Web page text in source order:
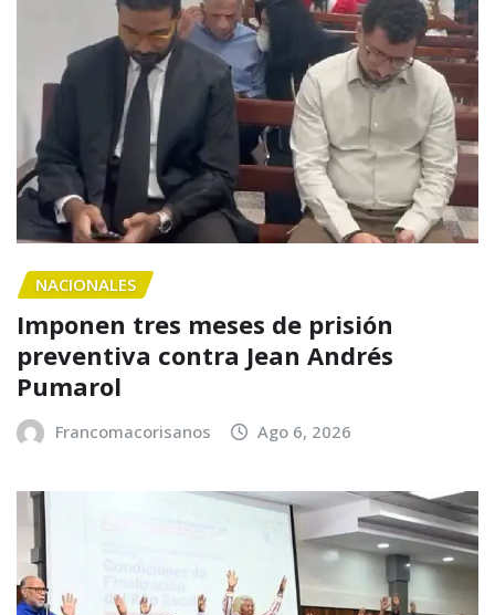
NACIONALES
Imponen tres meses de prisión
preventiva contra Jean Andrés
Pumarol
Francomacorisanos Ago 6, 2026